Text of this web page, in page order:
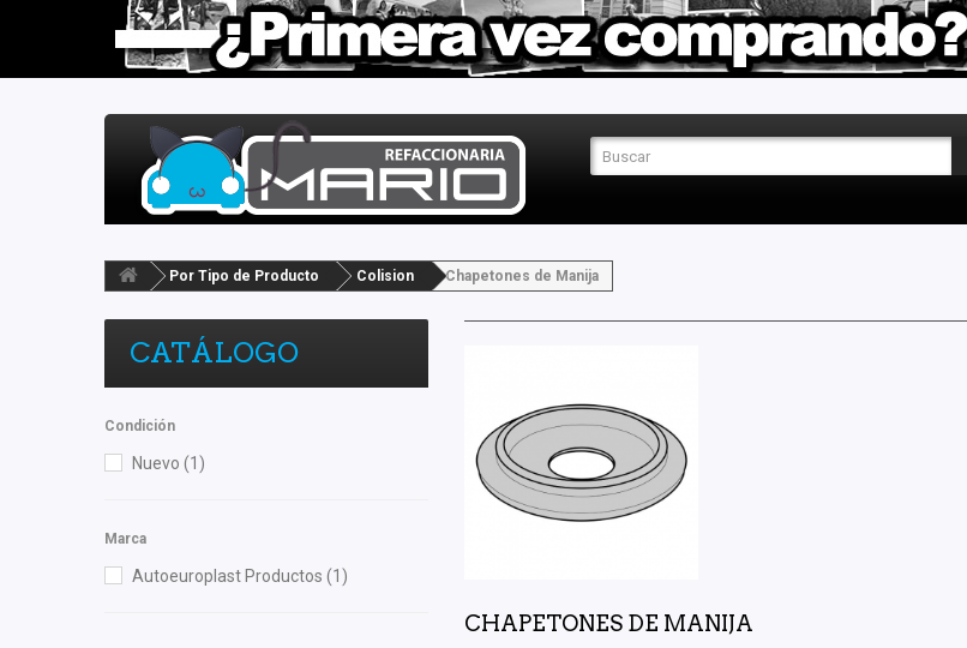
Por Tipo de Producto Colision Chapetones de Manija
CATÁLOGO
Condición
Nuevo (1)
Marca
Autoeuroplast Productos (1)
CHAPETONES DE MANIJA